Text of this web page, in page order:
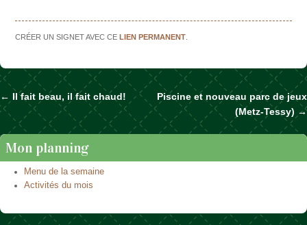
CRÉER UN SIGNET AVEC CELIEN PERMANENT
Naviguer dans les articles
← Il fait beau, il fait chaud!
Piscine et nouveau parc de jeux
(Metz-Tessy) →
Mon planning
Menu de la semaine
Activités du mois